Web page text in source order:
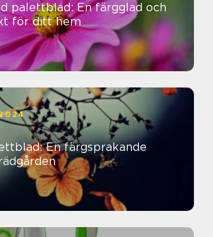
palettblad: En färgglad och
för ditt hem
En färgsprakande